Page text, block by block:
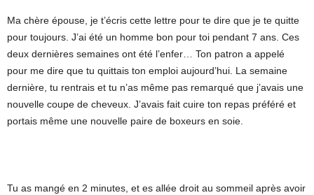
Ma chère épouse, je t’écris cette lettre pour te dire que je te quitte
pour toujours. J’ai été un homme bon pour toi pendant 7 ans. Ces
deux dernières semaines ont été l’enfer… Ton patron a appelé
pour me dire que tu quittais ton emploi aujourd’hui. La semaine
dernière, tu rentrais et tu n’as même pas remarqué que j’avais une
nouvelle coupe de cheveux. J’avais fait cuire ton repas préféré et
portais même une nouvelle paire de boxeurs en soie.
Tu as mangé en 2 minutes, et es allée droit au sommeil après avoir